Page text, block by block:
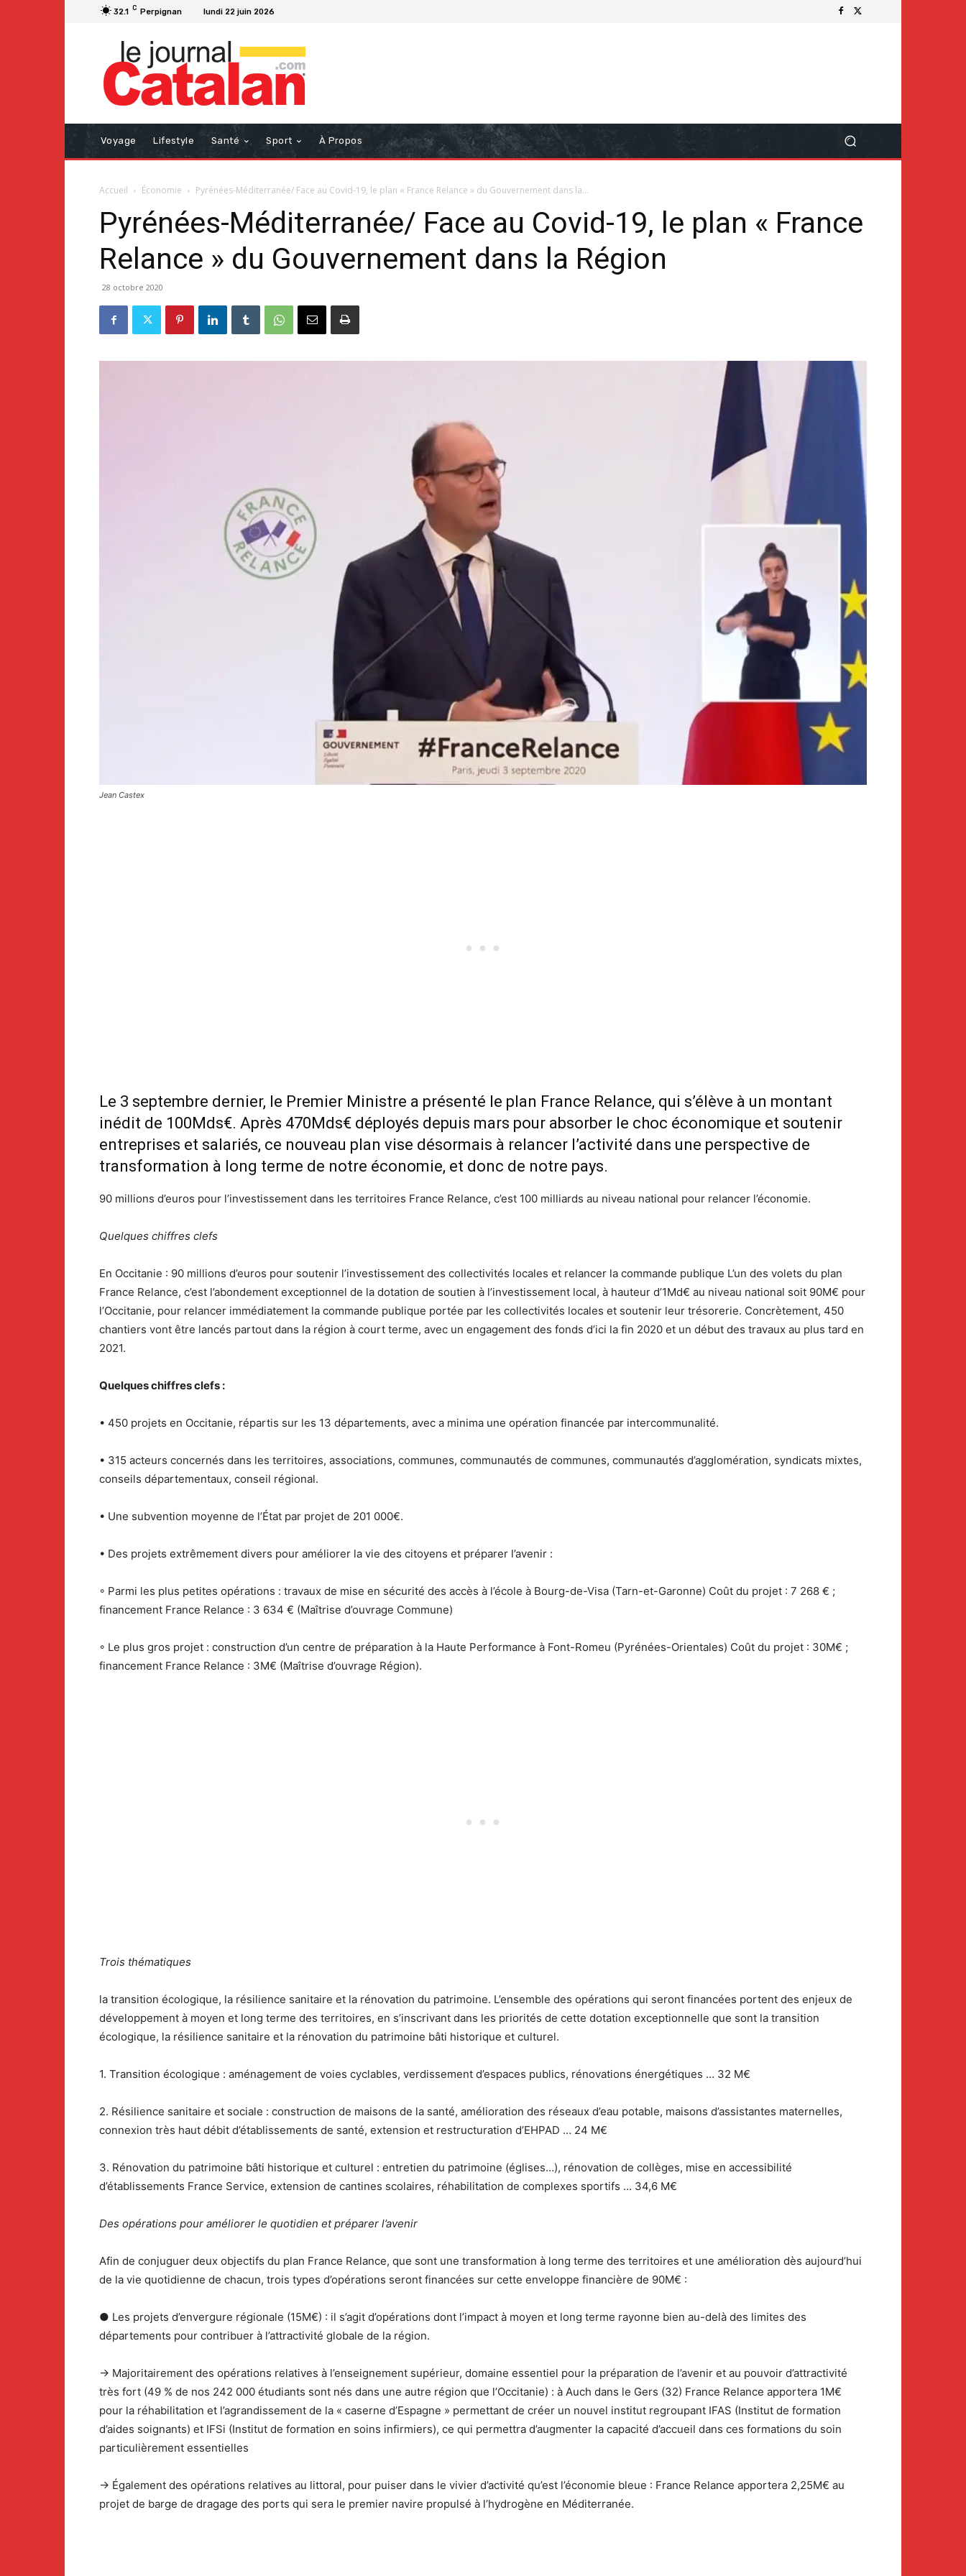
32.1 C Perpignan lundi 22 juin 2026
Voyage Lifestyle Santé Sport À Propos
Accueil Économie Pyrénées-Méditerranée/ Face au Covid-19, le plan « France Relance » du Gouvernement dans la...
Pyrénées-Méditerranée/ Face au Covid-19, le plan « France
Relance » du Gouvernement dans la Région
28 octobre 2020
Jean Castex
Le 3 septembre dernier, le Premier Ministre a présenté le plan France Relance, qui s’élève à un montant
inédit de 100Mds€. Après 470Mds€ déployés depuis mars pour absorber le choc économique et soutenir
entreprises et salariés, ce nouveau plan vise désormais à relancer l’activité dans une perspective de
transformation à long terme de notre économie, et donc de notre pays.
90 millions d’euros pour l’investissement dans les territoires France Relance, c’est 100 milliards au niveau national pour relancer l’économie.
Quelques chiffres clefs
En Occitanie : 90 millions d’euros pour soutenir l’investissement des collectivités locales et relancer la commande publique L’un des volets du plan
France Relance, c’est l’abondement exceptionnel de la dotation de soutien à l’investissement local, à hauteur d’1Md€ au niveau national soit 90M€ pour
l’Occitanie, pour relancer immédiatement la commande publique portée par les collectivités locales et soutenir leur trésorerie. Concrètement, 450
chantiers vont être lancés partout dans la région à court terme, avec un engagement des fonds d’ici la fin 2020 et un début des travaux au plus tard en
2021.
Quelques chiffres clefs :
• 450 projets en Occitanie, répartis sur les 13 départements, avec a minima une opération financée par intercommunalité.
• 315 acteurs concernés dans les territoires, associations, communes, communautés de communes, communautés d’agglomération, syndicats mixtes,
conseils départementaux, conseil régional.
• Une subvention moyenne de l’État par projet de 201 000€.
• Des projets extrêmement divers pour améliorer la vie des citoyens et préparer l’avenir :
◦ Parmi les plus petites opérations : travaux de mise en sécurité des accès à l’école à Bourg-de-Visa (Tarn-et-Garonne) Coût du projet : 7 268 € ;
financement France Relance : 3 634 € (Maîtrise d’ouvrage Commune)
◦ Le plus gros projet : construction d’un centre de préparation à la Haute Performance à Font-Romeu (Pyrénées-Orientales) Coût du projet : 30M€ ;
financement France Relance : 3M€ (Maîtrise d’ouvrage Région).
Trois thématiques
la transition écologique, la résilience sanitaire et la rénovation du patrimoine. L’ensemble des opérations qui seront financées portent des enjeux de
développement à moyen et long terme des territoires, en s’inscrivant dans les priorités de cette dotation exceptionnelle que sont la transition
écologique, la résilience sanitaire et la rénovation du patrimoine bâti historique et culturel.
1. Transition écologique : aménagement de voies cyclables, verdissement d’espaces publics, rénovations énergétiques … 32 M€
2. Résilience sanitaire et sociale : construction de maisons de la santé, amélioration des réseaux d’eau potable, maisons d’assistantes maternelles,
connexion très haut débit d’établissements de santé, extension et restructuration d’EHPAD … 24 M€
3. Rénovation du patrimoine bâti historique et culturel : entretien du patrimoine (églises…), rénovation de collèges, mise en accessibilité
d’établissements France Service, extension de cantines scolaires, réhabilitation de complexes sportifs … 34,6 M€
Des opérations pour améliorer le quotidien et préparer l’avenir
Afin de conjuguer deux objectifs du plan France Relance, que sont une transformation à long terme des territoires et une amélioration dès aujourd’hui
de la vie quotidienne de chacun, trois types d’opérations seront financées sur cette enveloppe financière de 90M€ :
● Les projets d’envergure régionale (15M€) : il s’agit d’opérations dont l’impact à moyen et long terme rayonne bien au-delà des limites des
départements pour contribuer à l’attractivité globale de la région.
→ Majoritairement des opérations relatives à l’enseignement supérieur, domaine essentiel pour la préparation de l’avenir et au pouvoir d’attractivité
très fort (49 % de nos 242 000 étudiants sont nés dans une autre région que l’Occitanie) : à Auch dans le Gers (32) France Relance apportera 1M€
pour la réhabilitation et l’agrandissement de la « caserne d’Espagne » permettant de créer un nouvel institut regroupant IFAS (Institut de formation
d’aides soignants) et IFSi (Institut de formation en soins infirmiers), ce qui permettra d’augmenter la capacité d’accueil dans ces formations du soin
particulièrement essentielles
→ Également des opérations relatives au littoral, pour puiser dans le vivier d’activité qu’est l’économie bleue : France Relance apportera 2,25M€ au
projet de barge de dragage des ports qui sera le premier navire propulsé à l’hydrogène en Méditerranée.